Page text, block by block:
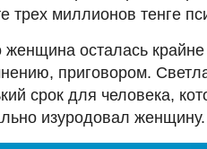
трех миллионов тенге
женщина осталась
приговором.
срок для человека,
изуродовал женщину.